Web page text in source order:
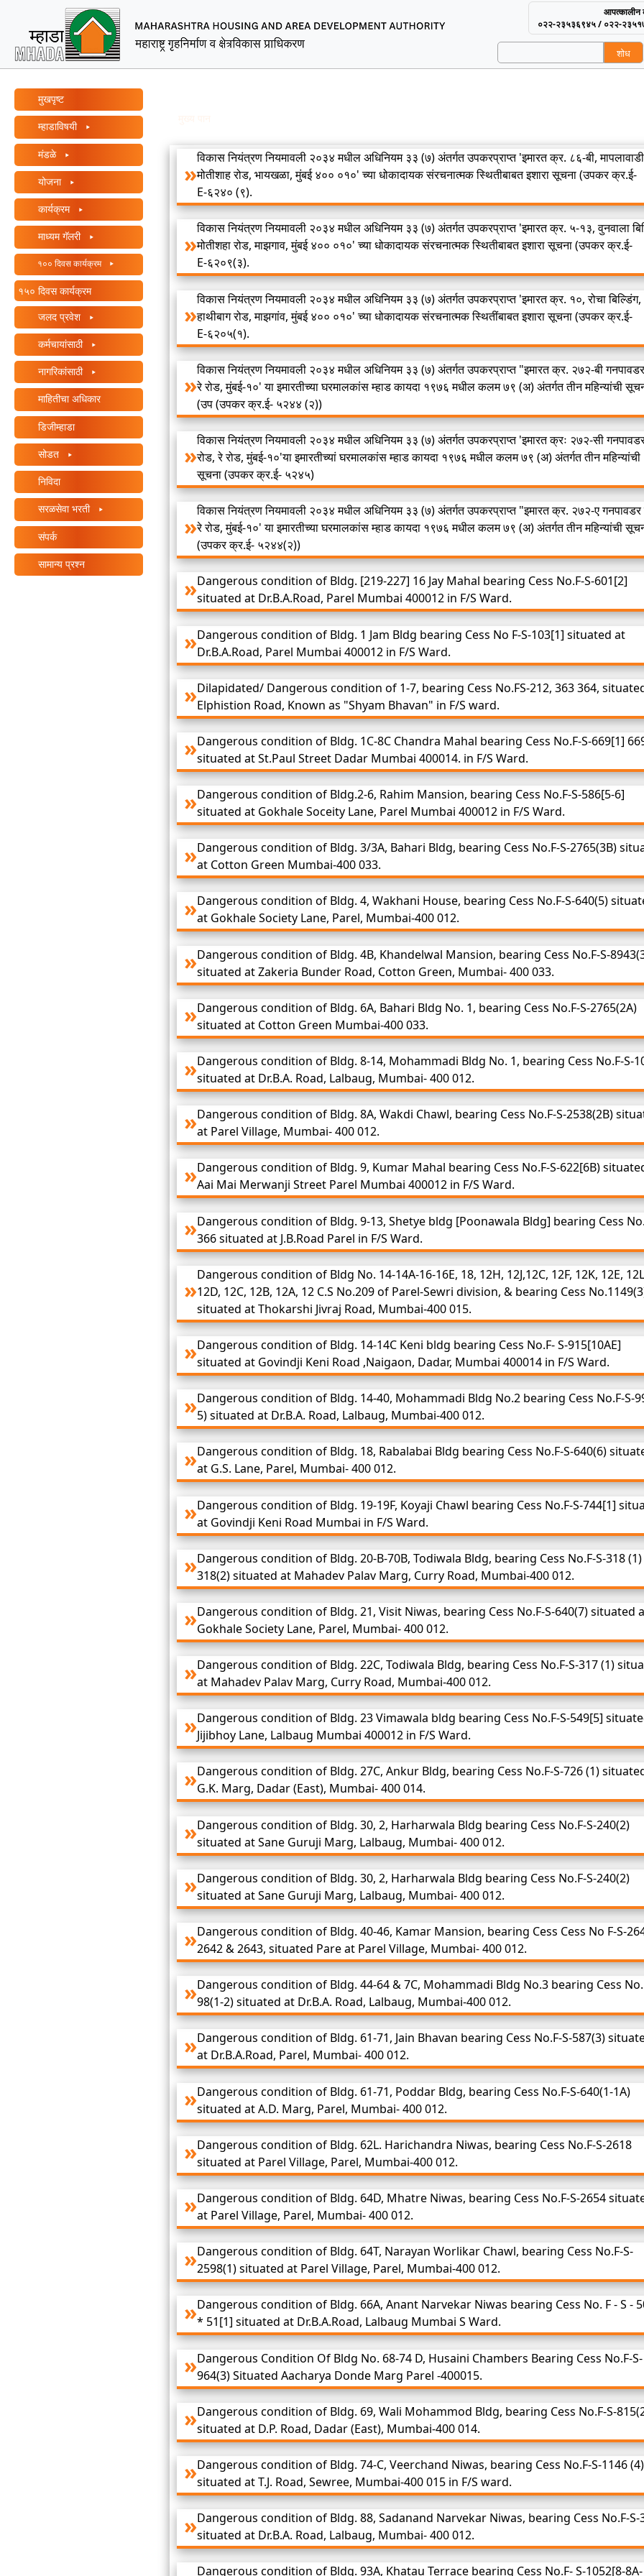
ऍक्सेसिबिलिटी
रीडरमध्ये
आपले
आहे
ऑल
ऍक्सेसिबिलिटी
स्क्रीन
रीडर
करण्यासाठी,
"Ctrl
दाबा
शॉर्टकट
तुम्हाला
सामग्री
नेव्हिगेट
आणि
संवाद
मदत
करण्यासाठी
स्क्रीन
रीडर
आपत्कालीन
०२२-२३५३६९४५ / ०२२-
शोध
MHADA – Maharashtra Housing and Area
Main Menu
मुखपृष्ट
म्हाडाविषयी
मंडळे
योजना
कार्यक्रम
माध्यम गॅलरी
१०० दिवस कार्यक्रम
१५० दिवस कार्यक्रम
जलद प्रवेश
कर्मचायांसाठी
नागरिकांसाठी
माहितीचा अधिकार
डिजीम्हाडा
सोडत
निविदा
सरळसेवा भरती
संपर्क
सामान्य प्रश्न
विकास नियंत्रण नियमावली २०३४ मधील अधिनियम ३३ (७) अंतर्गत उपकरप्राप्त 'इमारत क्र. ८६-बी,
मोतीशाह रोड, भायखळा, मुंबई ४०० ०१०' च्या धोकादायक संरचनात्मक स्थितीबाबत इशारा सूचना (उपकर क्र.ई-
E-६२४० (९).
विकास नियंत्रण नियमावली २०३४ मधील अधिनियम ३३ (७) अंतर्गत उपकरप्राप्त 'इमारत क्र. ५-१३, वुनवाला
मोतीशहा रोड, माझगाव, मुंबई ४०० ०१०' च्या धोकादायक संरचनात्मक स्थितीबाबत इशारा सूचना (उपकर क्र.ई-
E-६२०९(३).
विकास नियंत्रण नियमावली २०३४ मधील अधिनियम ३३ (७) अंतर्गत उपकरप्राप्त 'इमारत क्र. १०, रोचा बिल्डिंग,
हाथीबाग रोड, माझगांव, मुंबई ४०० ०१०' च्या धोकादायक संरचनात्मक स्थितींबाबत इशारा सूचना (उपकर क्र.ई-
E-६२०५(१).
विकास नियंत्रण नियमावली २०३४ मधील अधिनियम ३३ (७) अंतर्गत उपकरप्राप्त "इमारत क्र. २७२-बी
रे रोड, मुंबई-१०' या इमारतीच्या घरमालकांस म्हाड कायदा १९७६ मधील कलम ७९ (अ) अंतर्गत तीन महिन्यांची
(उप (उपकर क्र.ई- ५२४४ (२))
विकास नियंत्रण नियमावली २०३४ मधील अधिनियम ३३ (७) अंतर्गत उपकरप्राप्त 'इमारत क्रः २७२-सी
रोड, रे रोड, मुंबई-१०'या इमारतीच्यां घरमालकांस म्हाड कायदा १९७६ मधील कलम ७९ (अ) अंतर्गत तीन महिन्यांची
सूचना (उपकर क्र.ई- ५२४५)
विकास नियंत्रण नियमावली २०३४ मधील अधिनियम ३३ (७) अंतर्गत उपकरप्राप्त "इमारत क्र. २७२-ए गनपावडर
रे रोड, मुंबई-१०' या इमारतीच्या घरमालकांस म्हाड कायदा १९७६ मधील कलम ७९ (अ) अंतर्गत तीन महिन्यांची
(उपकर क्र.ई- ५२४४(२))
Dangerous condition of Bldg. [219-227] 16 Jay Mahal bearing Cess No.F-S-601[2]
situated at Dr.B.A.Road, Parel Mumbai 400012 in F/S Ward.
Dangerous condition of Bldg. 1 Jam Bldg bearing Cess No F-S-103[1] situated at
Dr.B.A.Road, Parel Mumbai 400012 in F/S Ward.
Dilapidated/ Dangerous condition of 1-7, bearing Cess No.FS-212, 363 364,
Elphistion Road, Known as "Shyam Bhavan" in F/S ward.
Dangerous condition of Bldg. 1C-8C Chandra Mahal bearing Cess No.F-S-669[1]
situated at St.Paul Street Dadar Mumbai 400014. in F/S Ward.
Dangerous condition of Bldg.2-6, Rahim Mansion, bearing Cess No.F-S-586[5-6]
situated at Gokhale Soceity Lane, Parel Mumbai 400012 in F/S Ward.
Dangerous condition of Bldg. 3/3A, Bahari Bldg, bearing Cess No.F-S-2765(3B)
at Cotton Green Mumbai-400 033.
Dangerous condition of Bldg. 4, Wakhani House, bearing Cess No.F-S-640(5)
at Gokhale Society Lane, Parel, Mumbai-400 012.
Dangerous condition of Bldg. 4B, Khandelwal Mansion, bearing Cess No.F-S-
situated at Zakeria Bunder Road, Cotton Green, Mumbai- 400 033.
Dangerous condition of Bldg. 6A, Bahari Bldg No. 1, bearing Cess No.F-S-2765(2A)
situated at Cotton Green Mumbai-400 033.
Dangerous condition of Bldg. 8-14, Mohammadi Bldg No. 1, bearing Cess No.F-S-
situated at Dr.B.A. Road, Lalbaug, Mumbai- 400 012.
Dangerous condition of Bldg. 8A, Wakdi Chawl, bearing Cess No.F-S-2538(2B)
at Parel Village, Mumbai- 400 012.
Dangerous condition of Bldg. 9, Kumar Mahal bearing Cess No.F-S-622[6B)
Aai Mai Merwanji Street Parel Mumbai 400012 in F/S Ward.
Dangerous condition of Bldg. 9-13, Shetye bldg [Poonawala Bldg] bearing Cess
366 situated at J.B.Road Parel in F/S Ward.
Dangerous condition of Bldg No. 14-14A-16-16E, 18, 12H, 12J,12C, 12F, 12K, 12E,
12D, 12C, 12B, 12A, 12 C.S No.209 of Parel-Sewri division, & bearing Cess
situated at Thokarshi Jivraj Road, Mumbai-400 015.
Dangerous condition of Bldg. 14-14C Keni bldg bearing Cess No.F- S-915[10AE]
situated at Govindji Keni Road ,Naigaon, Dadar, Mumbai 400014 in F/S Ward.
Dangerous condition of Bldg. 14-40, Mohammadi Bldg No.2 bearing Cess No.F-S-
5) situated at Dr.B.A. Road, Lalbaug, Mumbai-400 012.
Dangerous condition of Bldg. 18, Rabalabai Bldg bearing Cess No.F-S-640(6)
at G.S. Lane, Parel, Mumbai- 400 012.
Dangerous condition of Bldg. 19-19F, Koyaji Chawl bearing Cess No.F-S-744[1]
at Govindji Keni Road Mumbai in F/S Ward.
Dangerous condition of Bldg. 20-B-70B, Todiwala Bldg, bearing Cess No.F-S-318
318(2) situated at Mahadev Palav Marg, Curry Road, Mumbai-400 012.
Dangerous condition of Bldg. 21, Visit Niwas, bearing Cess No.F-S-640(7) situated
Gokhale Society Lane, Parel, Mumbai- 400 012.
Dangerous condition of Bldg. 22C, Todiwala Bldg, bearing Cess No.F-S-317 (1)
at Mahadev Palav Marg, Curry Road, Mumbai-400 012.
Dangerous condition of Bldg. 23 Vimawala bldg bearing Cess No.F-S-549[5]
Jijibhoy Lane, Lalbaug Mumbai 400012 in F/S Ward.
Dangerous condition of Bldg. 27C, Ankur Bldg, bearing Cess No.F-S-726 (1)
G.K. Marg, Dadar (East), Mumbai- 400 014.
Dangerous condition of Bldg. 30, 2, Harharwala Bldg bearing Cess No.F-S-240(2)
situated at Sane Guruji Marg, Lalbaug, Mumbai- 400 012.
Dangerous condition of Bldg. 30, 2, Harharwala Bldg bearing Cess No.F-S-240(2)
situated at Sane Guruji Marg, Lalbaug, Mumbai- 400 012.
Dangerous condition of Bldg. 40-46, Kamar Mansion, bearing Cess Cess No F-S-
2642 & 2643, situated Pare at Parel Village, Mumbai- 400 012.
Dangerous condition of Bldg. 44-64 & 7C, Mohammadi Bldg No.3 bearing Cess
98(1-2) situated at Dr.B.Α. Road, Lalbaug, Mumbai-400 012.
Dangerous condition of Bldg. 61-71, Jain Bhavan bearing Cess No.F-S-587(3)
at Dr.B.A.Road, Parel, Mumbai- 400 012.
Dangerous condition of Bldg. 61-71, Poddar Bldg, bearing Cess No.F-S-640(1-1A)
situated at A.D. Marg, Parel, Mumbai- 400 012.
Dangerous condition of Bldg. 62L. Harichandra Niwas, bearing Cess No.F-S-2618
situated at Parel Village, Parel, Mumbai-400 012.
Dangerous condition of Bldg. 64D, Mhatre Niwas, bearing Cess No.F-S-2654
at Parel Village, Parel, Mumbai- 400 012.
Dangerous condition of Bldg. 64T, Narayan Worlikar Chawl, bearing Cess No.F-S-
2598(1) situated at Parel Village, Parel, Mumbai-400 012.
Dangerous condition of Bldg. 66A, Anant Narvekar Niwas bearing Cess No. F - S -
* 51[1] situated at Dr.B.A.Road, Lalbaug Mumbai S Ward.
Dangerous Condition Of Bldg No. 68-74 D, Husaini Chambers Bearing Cess No.F-S-
964(3) Situated Aacharya Donde Marg Parel -400015.
Dangerous condition of Bldg. 69, Wali Mohammod Bldg, bearing Cess No.F-S-
situated at D.P. Road, Dadar (East), Mumbai-400 014.
Dangerous condition of Bldg. 74-C, Veerchand Niwas, bearing Cess No.F-S-1146 (4)
situated at T.J. Road, Sewree, Mumbai-400 015 in F/S ward.
Dangerous condition of Bldg. 88, Sadanand Narvekar Niwas, bearing Cess No.F-S-
situated at Dr.B.A. Road, Lalbaug, Mumbai- 400 012.
Dangerous condition of Bldg. 93A, Khatau Terrace bearing Cess No.F- S-1052[8-8A-